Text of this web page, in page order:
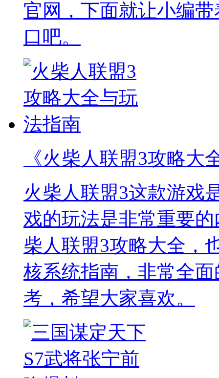
官网，下面就让小编
口吧。
《火柴人联盟3攻略大
火柴人联盟3这款游戏
戏的玩法是非常重要
柴人联盟3攻略大全，
核系统指南，非常全
考，希望大家喜欢。